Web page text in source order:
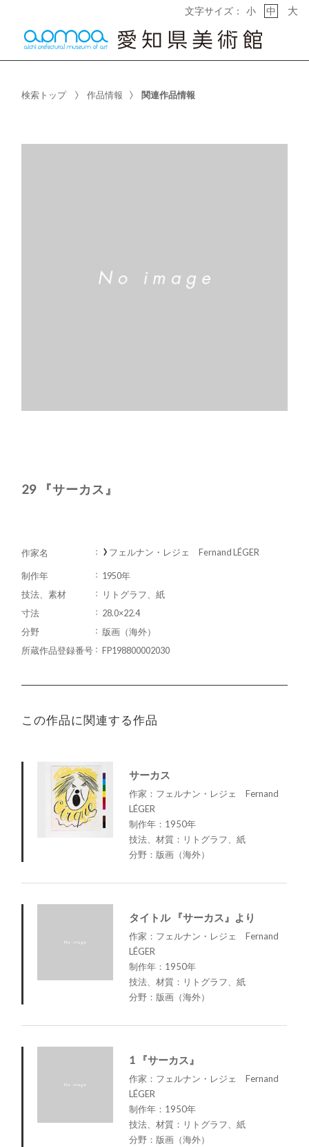
文字サイズ： 小 中 大
検索トップ 作品情報 関連作品情報
29 『サーカス』
作家名 フェルナン・レジェ Fernand LÉGER
制作年
1950年
技法、素材
リトグラフ、紙
寸法
28.0×22.4
分野
版画（海外）
所蔵作品登録番号
FP198800002030
この作品に関連する作品
サーカス
作家：フェルナン・レジェ Fernand
LÉGER
制作年：1950年
技法、材質：リトグラフ、紙
分野：版画（海外）
タイトル 『サーカス』より
作家：フェルナン・レジェ Fernand
LÉGER
制作年：1950年
技法、材質：リトグラフ、紙
分野：版画（海外）
1 『サーカス』
作家：フェルナン・レジェ Fernand
LÉGER
制作年：1950年
技法、材質：リトグラフ、紙
分野：版画（海外）